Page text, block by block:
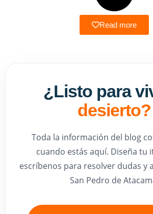
Read more
¿Listo para
desierto?
Toda la información del blog
cuando estás aquí. Diseña tu
escríbenos para resolver dudas y
San Pedro de